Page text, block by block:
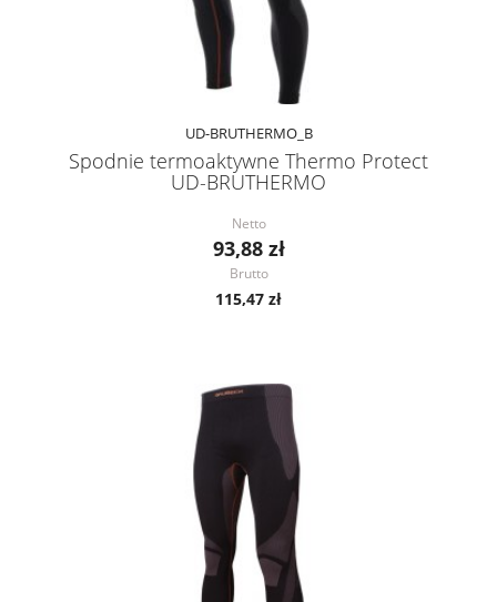
UD-BRUTHERMO_B
Spodnie termoaktywne Thermo Protect
UD-BRUTHERMO
Netto
93,88 zł
Brutto
115,47 zł